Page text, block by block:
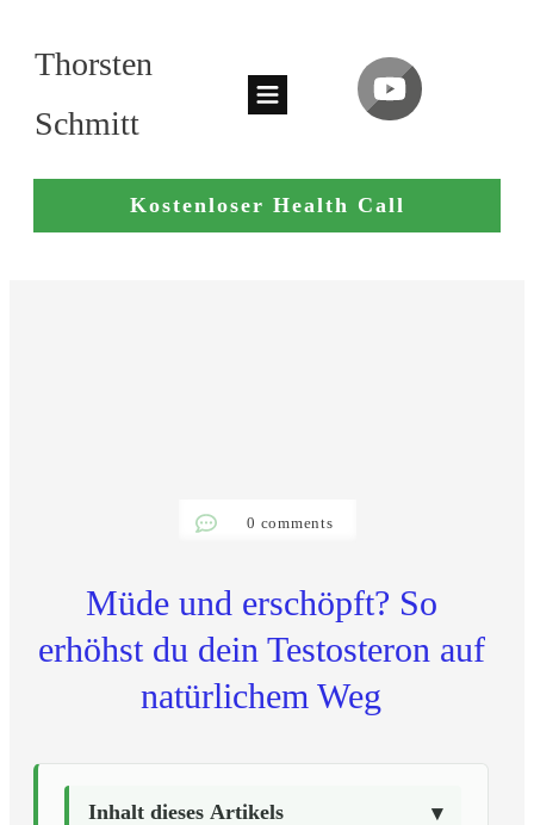
Thorsten
Schmitt
Kostenloser Health Call
0 comments
Müde und erschöpft? So
erhöhst du dein Testosteron auf
natürlichem Weg
Inhalt dieses Artikels